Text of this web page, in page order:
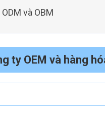
và OBM
ty OEM và hàng